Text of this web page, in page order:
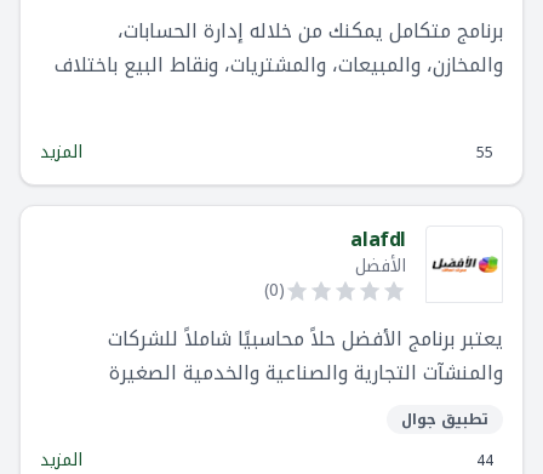
برنامج متكامل يمكنك من خلاله إدارة الحسابات،
والمخازن، والمبيعات، والمشتريات، ونقاط البيع باختلاف
55 المزيد
alafdl
الأفضل
(
0
)
يعتبر برنامج الأفضل حلاً محاسبيًا شاملاً للشركات
والمنشآت التجارية والصناعية والخدمية الصغيرة
والمتوسطة. يعمل البرنامج على أنظمة تشغيل ويندوز
ويتوافق مع المعايير المحاسبية العالمية. يتميز بواجهة
تطبيق جوال
44
المزيد